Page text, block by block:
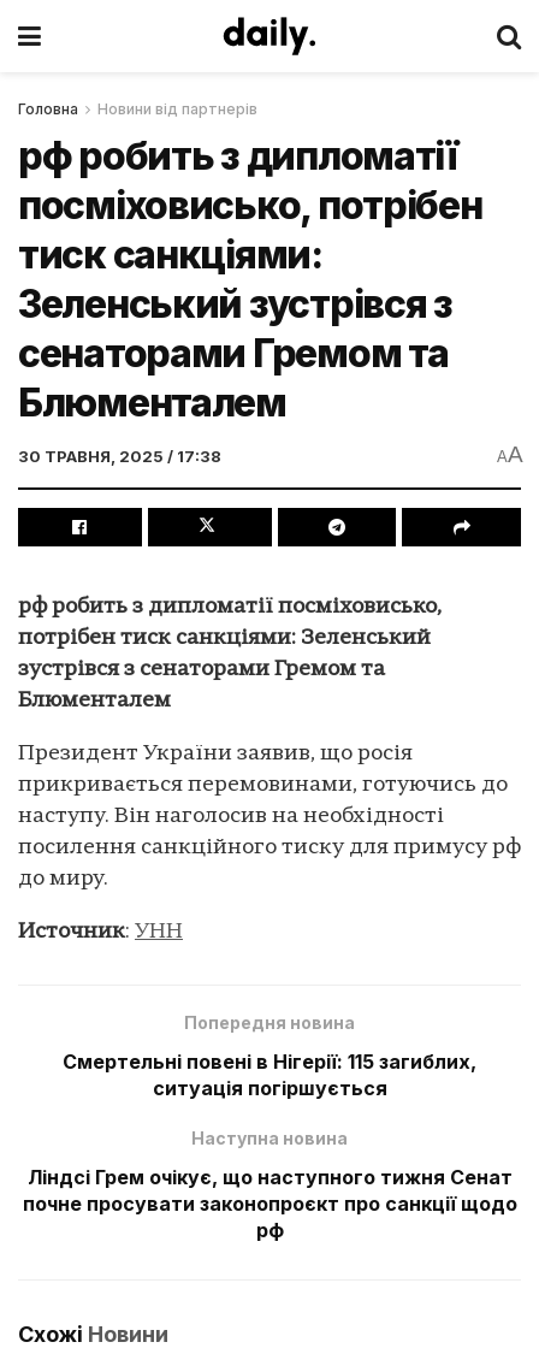
Головна Новини від партнерів
рф робить з дипломатії
посміховисько, потрібен
тиск санкціями:
Зеленський зустрівся з
сенаторами Гремом та
Блюменталем
30 ТРАВНЯ, 2025 / 17:38 AA
рф робить з дипломатії посміховисько,
потрібен тиск санкціями: Зеленський
зустрівся з сенаторами Гремом та
Блюменталем
Президент України заявив, що росія
прикривається перемовинами, готуючись до
наступу. Він наголосив на необхідності
посилення санкційного тиску для примусу рф
до миру.
Источник: УНН
Попередня новина
Смертельні повені в Нігерії: 115 загиблих,
ситуація погіршується
Наступна новина
Ліндсі Грем очікує, що наступного тижня Сенат
почне просувати законопроєкт про санкції щодо
рф
Схожі Новини